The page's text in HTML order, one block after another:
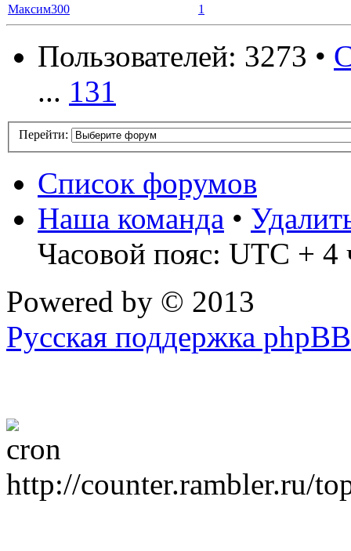
Максим300
1
Пользователей: 3273 •
... 131
Перейти:
Список форумов
Наша команда •
Часовой пояс: UTC + 4
Powered by © 2013
Русская поддержка phpBB
http://counter.rambler.ru/